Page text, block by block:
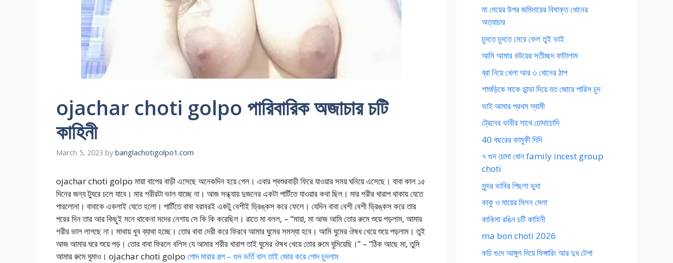
ojachar choti golpo পারিবারিক অজাচার চটি
কাহিনী
March 5, 2023 by banglachotigolpo1.com
ojachar choti golpo মায়া বাপের বাড়ী এসেছে অনেকদিন হয়ে গেল। এবার শ্বশুরবাড়ী ফিরে যাওয়ার সময় ঘনিয়ে এসেছে। বাবা কাল ১৫
দিনের জন্য ট্যুরে চলে যাবে। মার শরীরটা ভাল যাচ্ছে না। আজ সন্ধ্যায় দুজনের একটা পার্টিতে যাওয়ার কথা ছিল। মার শরীর খারাপ থাকায় যেতে
পারলোনা। বাবাকে একলাই যেতে হলো। পার্টিতে বাবা বরাবরই একটু বেশীই ড্রিঙ্কস করে ফেলে। যেদিন বাবা বেশী বেশী ড্রিঙ্কস করে তার
পরের দিন তার আর কিছুই মনে থাকেনা মদের নেশায় সে কি কি করেছিল। রাতে মা বলল, – “মায়া, মা আজ আমি তোর রুমে শুয়ে পড়লাম, আমার
শরীর ভাল লাগছে না। মাথায় খুব ব্যাথা হচ্ছে। তোর বাবা দেরী করে ফিরবে আমার ঘুমের সমস্যা হবে। আমি ঘুমের ঔষধ খেয়ে শুয়ে পড়লাম। তুই
আজ আমার ঘরে শুয়ে পড়। তোর বাবা ফিরলে বলিস যে আমার শরীর খারাপ তাই ঘুমের ঔষধ খেয়ে তোর রুমে ঘুমিয়েছি।” – “ঠিক আছে মা, তুমি
আমার রুমে ঘুমাও। ojachar choti golpo পোদ মারার গল্প – গুদ ভর্তি বাল তাই জোর করে পোদ চুদলাম
মা মেয়ের উপর জমিদারের বিষাক্ত ধোনের
অত্যাচার
চুদতে চুদতে মেরে ফেল তুই ভাই
আমি আমার বউয়ের সতীচ্ছদ ফাটালাম
ব্রা নিয়ে খেলা আর ৩ ধোনের ঠাপ
শাশুড়িকে মাকে ডান্ডা দিয়ে যত জোরে পারিস চুদ
ভাই আমার প্রথম স্বামী
ট্রেনের ভাবীর সাথে চোদাচোদি
40 বছরের কামুকী দিদি
৭ গুদ চোদা ধোন family incest group
choti
সুন্দর ভাবির পিছলা ভুদা
কাকু ও মায়ের মিলন মেলা
কাকিমা রঙিন চটি কাহিনী
ma bon choti 2026
কচি গুদে আঙ্গুল দিয়ে ফিঙ্গারিং আর দুধ টেপা